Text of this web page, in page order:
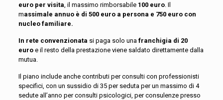
euro per visita, il massimo rimborsabile 100 euro. Il
massimale annuo è di 500 euro a persona e 750 euro con
nucleo familiare.
In rete convenzionata si paga solo una franchigia di 20
euroe il resto della prestazione viene saldato direttamente dalla
mutua.
Il piano include anche contributi per consulti con professionisti
specifici, con un sussidio di 35 per seduta per un massimo di 4
sedute all’anno per consulti psicologici, per consulenze presso